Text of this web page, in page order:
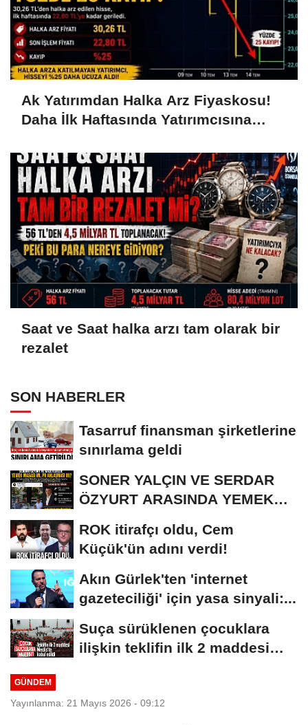
Ak Yatırımdan Halka Arz Fiyaskosu!
Daha İlk Haftasında Yatırımcısına
Saat ve Saat halka arzı tam olarak bir
rezalet
SON HABERLER
Tasarruf finansman şirketlerine
sınırlama geldi
SONER YALÇIN VE SERDAR
ÖZYURT ARASINDA YEMEK
ROK itirafçı oldu, Cem
Küçük'ün adını verdi!
Akın Gürlek'ten 'internet
gazeteciliği' için yasa sinyali:...
Suça sürüklenen çocuklara
ilişkin teklifin ilk 2 maddesi
GÜNDEM
Yayınlanma: 21 Mayıs 2026 - 09:12